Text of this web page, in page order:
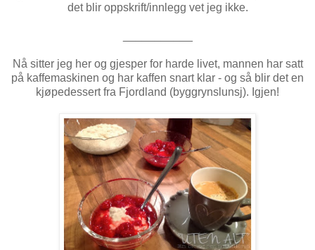
det blir oppskrift/innlegg vet jeg ikke.
Nå sitter jeg her og gjesper for harde livet, mannen har satt
på kaffemaskinen og har kaffen snart klar - og så blir det en
kjøpedessert fra Fjordland (byggrynslunsj). Igjen!